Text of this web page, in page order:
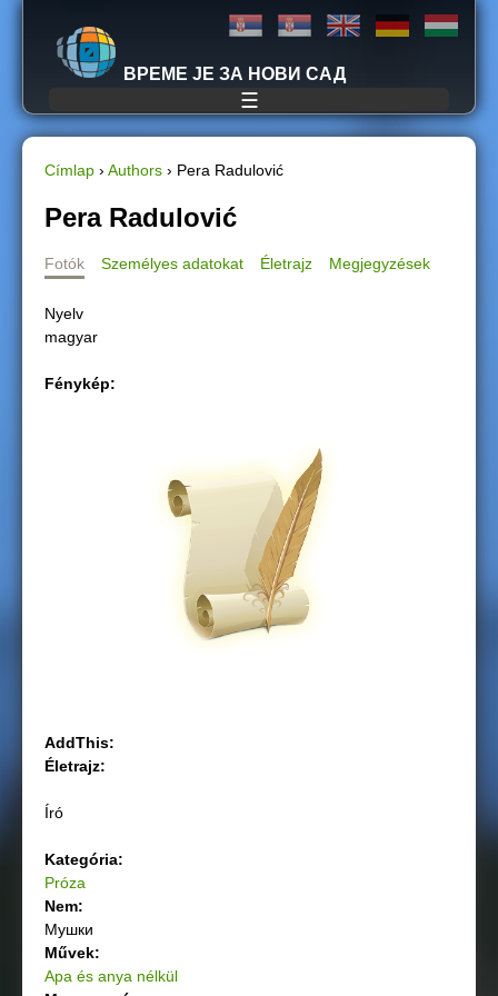
Jump to navigation
ВРЕМЕ ЈЕ ЗА НОВИ САД
☰
J
e
e
n
y
Címlap › Authors › Pera Radulović
Pera Radulović
Fotók Személyes adatokat Életrajz Megjegyzések
Nyelv
magyar
Fénykép:
AddThis:
Életrajz:
Író
Kategória:
Próza
Nem:
Мушки
Művek:
Apa és anya nélkül